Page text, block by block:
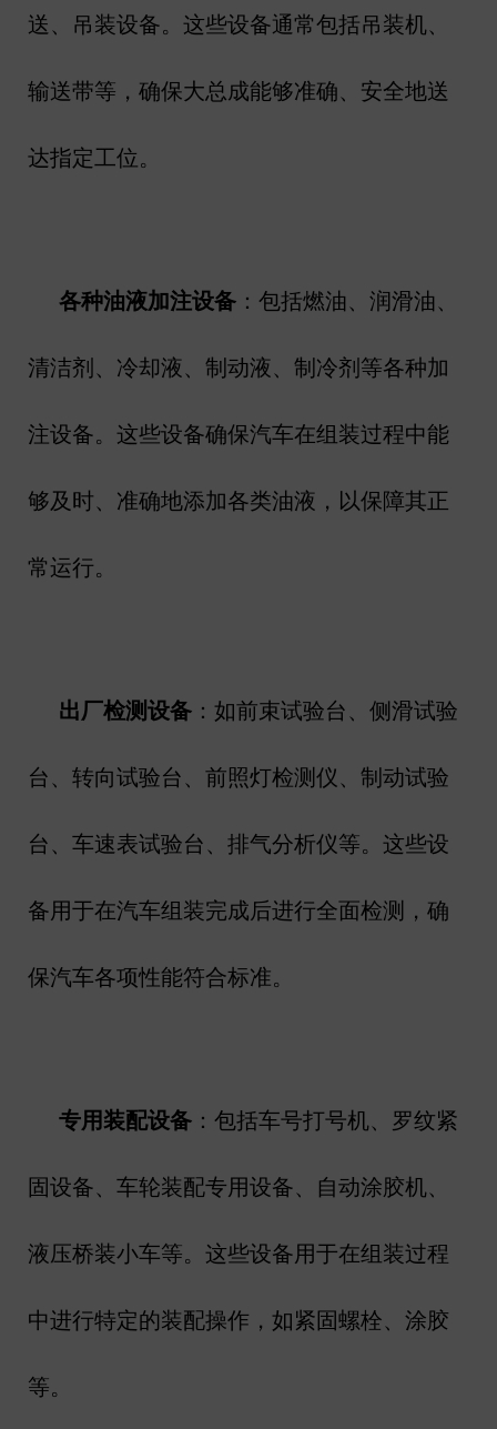
送、吊装设备。这些设备通常包括吊装机、
输送带等，确保大总成能够准确、安全地送
达指定工位。
各种油液加注设备 ：包括燃油、润滑油、
清洁剂、冷却液、制动液、制冷剂等各种加
注设备。这些设备确保汽车在组装过程中能
够及时、准确地添加各类油液，以保障其正
常运行。
出厂检测设备 ：如前束试验台、侧滑试验
台、转向试验台、前照灯检测仪、制动试验
台、车速表试验台、排气分析仪等。这些设
备用于在汽车组装完成后进行全面检测，确
保汽车各项性能符合标准。
专用装配设备 ：包括车号打号机、罗纹紧
固设备、车轮装配专用设备、自动涂胶机、
液压桥装小车等。这些设备用于在组装过程
中进行特定的装配操作，如紧固螺栓、涂胶
等。